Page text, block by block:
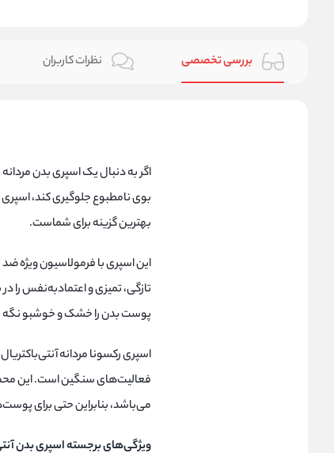
بررسی تخصصی نظرات کاربران
اگر به دنبال یک اسپری بدن
بهترین گزینه برای شماست.
تازگی، تمیزی و اعتمادبه‌نفس را
پوست بدن را خشک و خوشبو نگه
اسپری رکسونا مردانه
فعالیت‌های سنگین است. این
می‌باشد، بنابراین حتی برای
ویژگی‌های برجسته اسپری بدن